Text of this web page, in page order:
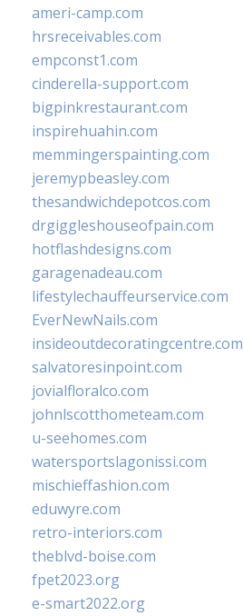
ameri-camp.com
hrsreceivables.com
empconst1.com
cinderella-support.com
bigpinkrestaurant.com
inspirehuahin.com
memmingerspainting.com
jeremypbeasley.com
thesandwichdepotcos.com
drgiggleshouseofpain.com
hotflashdesigns.com
garagenadeau.com
lifestylechauffeurservice.com
EverNewNails.com
insideoutdecoratingcentre.com
salvatoresinpoint.com
jovialfloralco.com
johnlscotthometeam.com
u-seehomes.com
watersportslagonissi.com
mischieffashion.com
eduwyre.com
retro-interiors.com
theblvd-boise.com
fpet2023.org
e-smart2022.org